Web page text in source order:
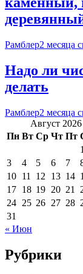
Рамблер2 месяца
Надо ли
делать
Рамблер2 месяца
Август 2026
Пн Вт Ср Чт Пт
1
3
4 5 6 7
10 11 12 13 14
17 18 19 20 21
24 25 26 27 28
31
« Июн
Рубрики